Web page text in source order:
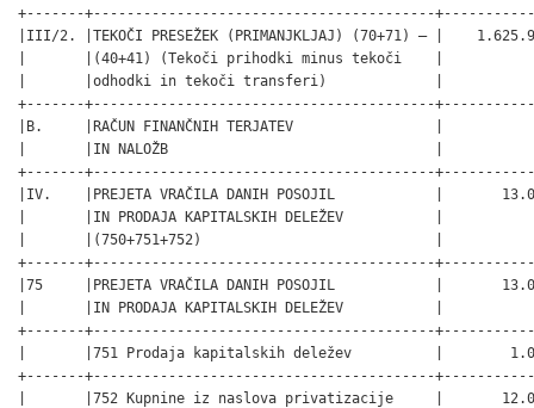
+-------+-----------------------------------------
|III/2. |TEKOČI PRESEŽEK (PRIMANJKLJAJ) (70+71) – |
|       |(40+41) (Tekoči prihodki minus tekoči    |
|       |odhodki in tekoči transferi)             |
+-------+-----------------------------------------
|B.     |RAČUN FINANČNIH TERJATEV                 |
|       |IN NALOŽB                                |
+-------+-----------------------------------------
|IV.    |PREJETA VRAČILA DANIH POSOJIL            |
|       |IN PRODAJA KAPITALSKIH DELEŽEV           |
|       |(750+751+752)                            |
+-------+-----------------------------------------
|75     |PREJETA VRAČILA DANIH POSOJIL            |
|       |IN PRODAJA KAPITALSKIH DELEŽEV           |
+-------+-----------------------------------------
|       |751 Prodaja kapitalskih deležev          |
+-------+-----------------------------------------
|       |752 Kupnine iz naslova privatizacije     |